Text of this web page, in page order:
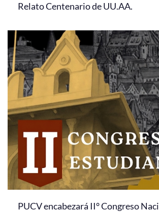
Relato Centenario de UU.AA.
PUCV encabezará II° Congreso